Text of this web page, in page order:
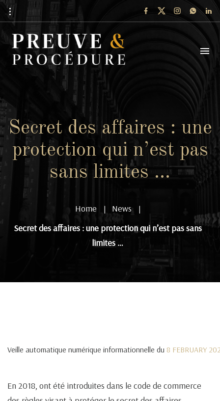
Secret des affaires : une
protection qui n’est pas
sans limites …
Home | News |
Secret des affaires : une protection qui n’est pas sans
limites …
Veille automatique numérique informationnelle du 8 FEBRUARY
En 2018, ont été introduites dans le code de commerce